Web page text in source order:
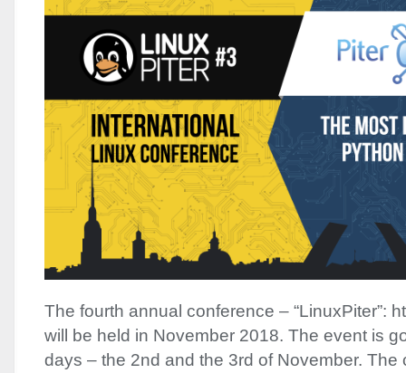
The fourth annual conference – “LinuxPiter”:
will be held in November 2018. The event is
days – the 2nd and the 3rd of November. The